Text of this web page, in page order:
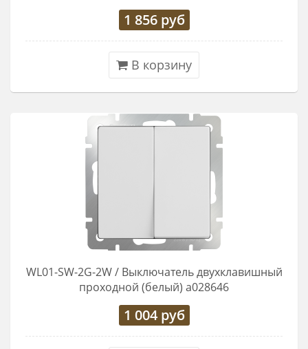
1 856руб
В корзину
WL01-SW-2G-2W / Выключатель двухклавишный
проходной (белый) a028646
1 004руб